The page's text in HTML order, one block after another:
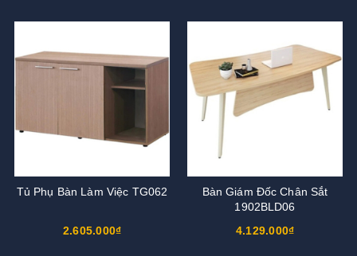
Tủ Phụ Bàn Làm Việc TG062
2.605.000₫
Bàn Giám Đốc Chân Sắt
1902BLD06
4.129.000₫